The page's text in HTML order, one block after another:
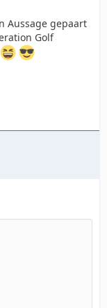
Aussage gepaart
Golf